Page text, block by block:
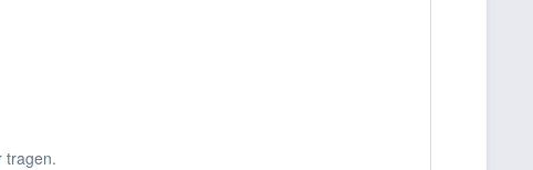
tragen.